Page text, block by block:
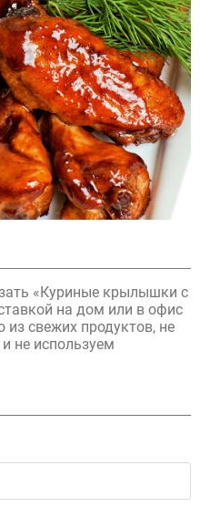
«Куриные крылышки с
на дом или в офис
свежих продуктов, не
не используем